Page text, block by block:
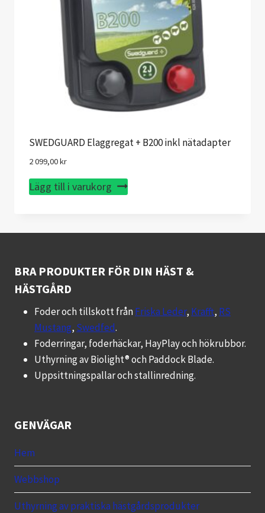
SWEDGUARD Elaggregat + B200 inkl nätadapter
2 099,00kr
Lägg till i varukorg
BRA PRODUKTER FÖR DIN HÄST &
HÄSTGÅRD
Foder och tillskott frånFriska Leder, Krafft, RS
Mustang, Swedfed.
Foderringar, foderhäckar, HayPlay och hökrubbor.
Uthyrning av Biolight® och Paddock Blade.
Uppsittningspallar och stallinredning.
GENVÄGAR
Hem
Webbshop
Uthyrning av praktiska hästgårdsprodukter